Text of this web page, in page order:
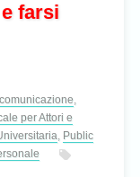
farsi
,
per Attori e
, Public